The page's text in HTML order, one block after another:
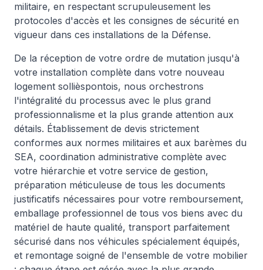
militaire, en respectant scrupuleusement les
protocoles d'accès et les consignes de sécurité en
vigueur dans ces installations de la Défense.
De la réception de votre ordre de mutation jusqu'à
votre installation complète dans votre nouveau
logement sollièspontois, nous orchestrons
l'intégralité du processus avec le plus grand
professionnalisme et la plus grande attention aux
détails. Établissement de devis strictement
conformes aux normes militaires et aux barèmes du
SEA, coordination administrative complète avec
votre hiérarchie et votre service de gestion,
préparation méticuleuse de tous les documents
justificatifs nécessaires pour votre remboursement,
emballage professionnel de tous vos biens avec du
matériel de haute qualité, transport parfaitement
sécurisé dans nos véhicules spécialement équipés,
et remontage soigné de l'ensemble de votre mobilier